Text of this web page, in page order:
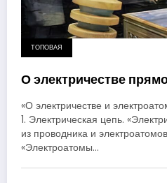
ТОПОВАЯ
О электричестве
«О электричестве и
1. Электрическая цепь.
из проводника и
«Электроатомы…